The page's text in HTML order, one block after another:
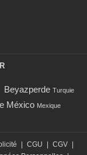
Beyazperde Turquie
México Mexique
| CGU | CGV |